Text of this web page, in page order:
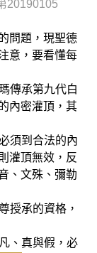
20190105
問題，現聖德
意，要看懂每
傳承第九代白
內密灌頂，其
須到合法的內
灌頂無效，反
、文殊、彌勒
授承的資格，
、真與假，必